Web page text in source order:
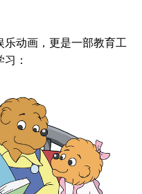
乐动画，更是一部教育工
：